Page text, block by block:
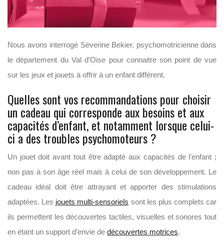
Nous avons interrogé Séverine Bekier, psychomotricienne dans
le département du Val d’Oise pour connaitre son point de vue
sur les jeux et jouets à offrir à un enfant différent.
Quelles sont vos recommandations pour choisir
un cadeau qui corresponde aux besoins et aux
capacités d’enfant, et notamment lorsque celui-
ci a des troubles psychomoteurs ?
Un jouet doit avant tout être adapté aux capacités de l’enfant ;
non pas à son âge réel mais à celui de son développement. Le
cadeau idéal doit être attrayant et apporter des stimulations
adaptées. Les jouets multi-sensoriels sont les plus complets car
ils permettent les découvertes tactiles, visuelles et sonores tout
en étant un support d’envie de découvertes motrices.